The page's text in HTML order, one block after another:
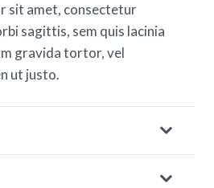
sit amet, consectetur
sagittis, sem quis lacinia
gravida tortor, vel
ut justo.